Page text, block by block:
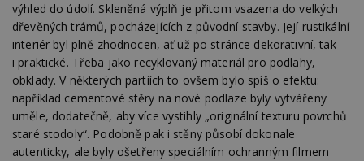
výhled do údolí. Skleněná výplň je přitom vsazena do velkých
dřevěných trámů, pocházejících z původní stavby. Její rustikální
interiér byl plně zhodnocen, ať už po stránce dekorativní, tak
i praktické. Třeba jako recyklovaný materiál pro podlahy,
obklady. V některých partiích to ovšem bylo spíš o efektu:
například cementové stěry na nové podlaze byly vytvářeny
uměle, dodatečně, aby více vystihly „originální texturu povrchů
staré stodoly“. Podobně pak i stěny působí dokonale
autenticky, ale byly ošetřeny speciálním ochranným filmem